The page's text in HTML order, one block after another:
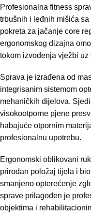
Profesionalna fitness
trbušnih i leđnih mišića
pokreta za jačanje core
ergonomskog dizajna
tokom izvođenja vježbi
Sprava je izrađena od
integrisanim sistemom
mehaničkih dijelova.
visokootporne pjene
habajuće otpornim
profesionalnu upotrebu.
Ergonomski oblikovani
prirodan položaj tijela i
smanjeno opterećenje
sprave prilagođen je
objektima i